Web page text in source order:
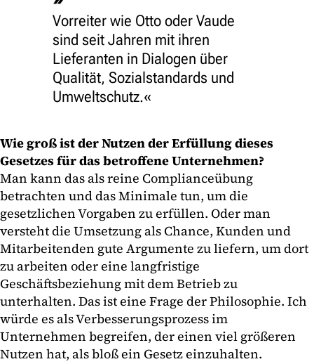
Vorreiter wie Otto oder Vaude
sind seit Jahren mit ihren
Lieferanten in Dialogen über
Qualität, Sozialstandards und
Umweltschutz.
Wie groß ist der Nutzen der Erfüllung dieses
Gesetzes für das betroffene Unternehmen?
Man kann das als reine Complianceübung
betrachten und das Minimale tun, um die
gesetzlichen Vorgaben zu erfüllen. Oder man
versteht die Umsetzung als Chance, Kunden und
Mitarbeitenden gute Argumente zu liefern, um dort
zu arbeiten oder eine langfristige
Geschäftsbeziehung mit dem Betrieb zu
unterhalten. Das ist eine Frage der Philosophie. Ich
würde es als Verbesserungsprozess im
Unternehmen begreifen, der einen viel größeren
Nutzen hat, als bloß ein Gesetz einzuhalten.